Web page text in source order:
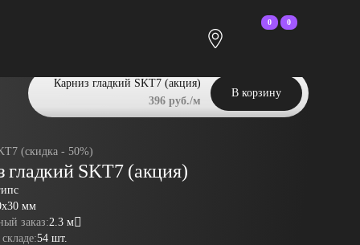
0 0
(скидка - 50%)
гладкий SKT7 (акция)
мм
заказ:2.3 м
54 шт.
Карниз гладкий SKT7 (акция)
396 руб./м
В корзину